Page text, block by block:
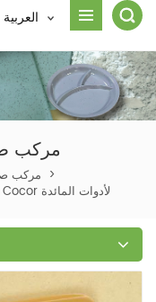
العربية
مركب
مركب >
مسحوق صب الميلامين الجميل الجديد من Cocor لأدوات المائدة